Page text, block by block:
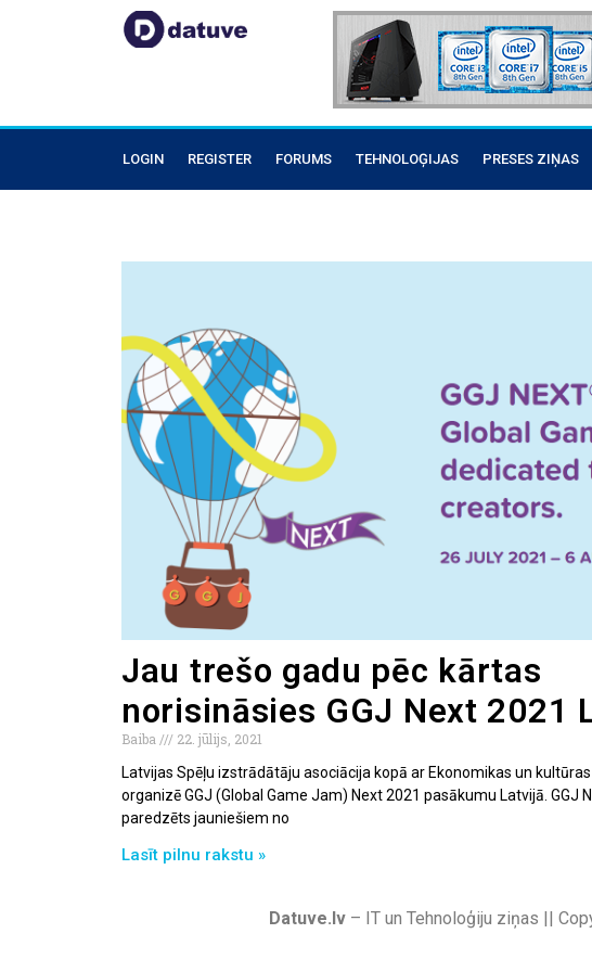
LOGIN REGISTER FORUMS TEHNOLOĢIJAS PRESES ZIŅAS
Jau trešo gadu pēc kārtas
norisināsies GGJ Next 2021
Baiba
22. jūlijs, 2021
Latvijas Spēļu izstrādātāju asociācija kopā ar Ekonomikas un
organizē GGJ (Global Game Jam) Next 2021 pasākumu Latvijā. GGJ
paredzēts jauniešiem no
Lasīt pilnu rakstu »
Datuve.lv – IT un Tehnoloģiju ziņas ||